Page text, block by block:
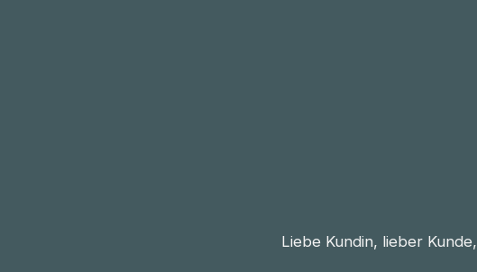
Liebe Kundin, lieber Kunde,